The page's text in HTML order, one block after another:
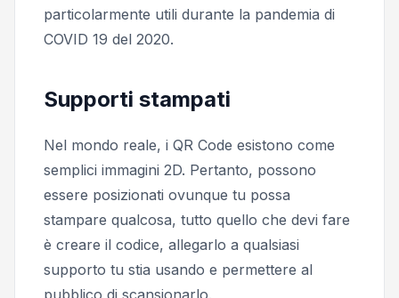
particolarmente utili durante la pandemia di
COVID 19 del 2020.
Supporti stampati
Nel mondo reale, i QR Code esistono come
semplici immagini 2D. Pertanto, possono
essere posizionati ovunque tu possa
stampare qualcosa, tutto quello che devi fare
è creare il codice, allegarlo a qualsiasi
supporto tu stia usando e permettere al
pubblico di scansionarlo.